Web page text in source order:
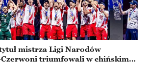
mistrza Ligi Narodów
Czerwoni triumfowali w chińskim